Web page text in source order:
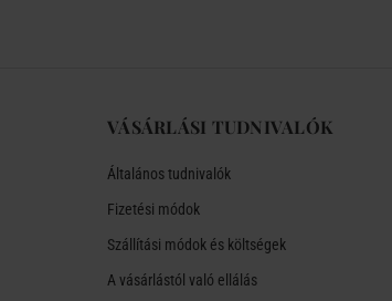
VÁSÁRLÁSI TUDNIVALÓK
Általános tudnivalók
Fizetési módok
Szállítási módok és költségek
A vásárlástól való ellálás